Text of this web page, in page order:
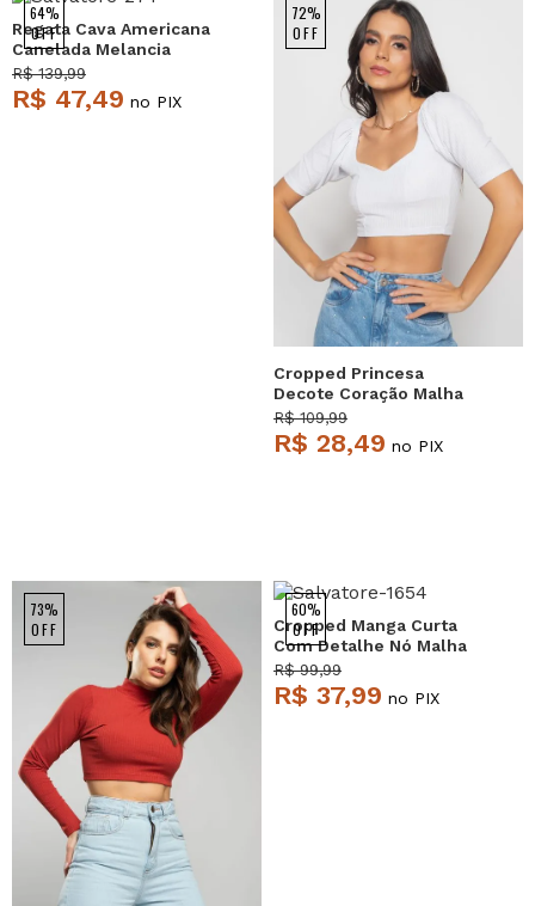
64%
OFF
Regata Cava Americana
Canelada Melancia
Salvatore
R$ 139,99
R$ 47,49 no PIX
72%
OFF
Cropped Princesa
Decote Coração Malha
Canelada Branco
Salvatore
R$ 109,99
R$ 28,49 no PIX
73%
OFF
60%
OFF
Cropped Manga Curta
Com Detalhe Nó Malha
Grafite Salvatore
R$ 99,99
R$ 37,99 no PIX